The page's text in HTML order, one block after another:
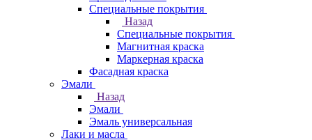
Специальные покрытия
Назад
Специальные покрытия
Магнитная краска
Маркерная краска
Фасадная краска
Эмали
Назад
Эмали
Эмаль универсальная
Лаки и масла